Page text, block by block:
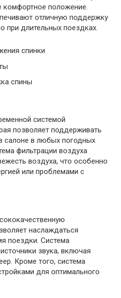
комфортное положение.
отличную поддержку
при длительных поездках.
спинки
спины
системой
позволяет поддерживать
салоне в любых погодных
фильтрации воздуха
воздуха, что особенно
или проблемами с
наслаждаться
поездки. Система
звука, включая
Кроме того, система
для оптимального